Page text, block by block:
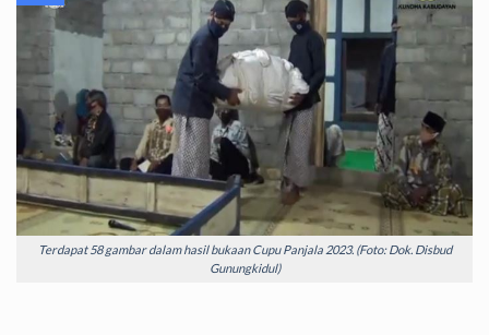
Terdapat 58 gambar dalam hasil bukaan Cupu Panjala 2023. (Foto: Dok. Disbud
Gunungkidul)